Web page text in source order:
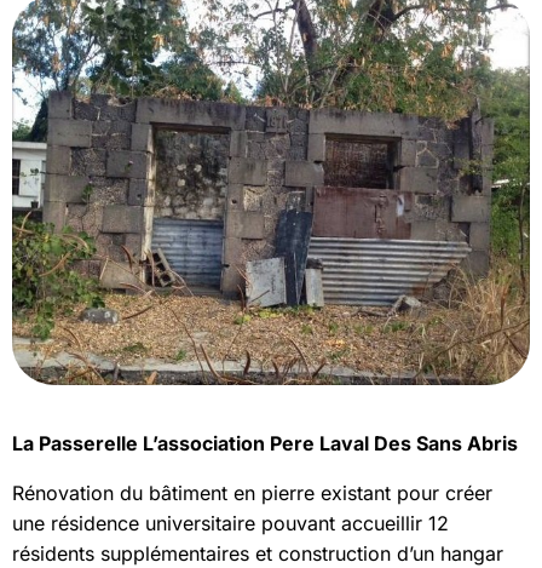
La Passerelle,
l’association Pere
Laval des Sans Abris
La Passerelle L’association Pere Laval Des Sans Abris
Rénovation du bâtiment en pierre existant pour créer
une résidence universitaire pouvant accueillir 12
résidents supplémentaires et construction d’un hangar